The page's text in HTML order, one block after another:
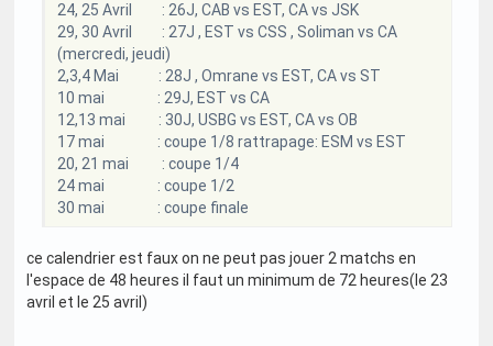
24, 25 Avril : 26J, CAB vs EST, CA vs JSK
29, 30 Avril : 27J , EST vs CSS , Soliman vs CA
(mercredi, jeudi)
2,3,4 Mai : 28J , Omrane vs EST, CA vs ST
10 mai : 29J, EST vs CA
12,13 mai : 30J, USBG vs EST, CA vs OB
17 mai : coupe 1/8 rattrapage: ESM vs EST
20, 21 mai : coupe 1/4
24 mai : coupe 1/2
30 mai : coupe finale
ce calendrier est faux on ne peut pas jouer 2 matchs en
l'espace de 48 heures il faut un minimum de 72 heures(le 23
avril et le 25 avril)